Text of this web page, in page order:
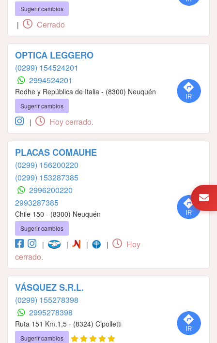
Sugerir cambios
| Cerrado
OPTICA LEGGERO
(0299) 154524201
2994524201
Rodhe y República de Italia - (8300) Neuquén
Sugerir cambios
| Hoy cerrado.
PLACAS COMAUHE
(0299) 156200220
(0299) 153287385
2996200220
2993287385
Chile 150 - (8300) Neuquén
Sugerir cambios
| | | |
Hoy
cerrado.
VÁSQUEZ S.R.L.
(0299) 155278398
2995278398
Ruta 151 Km.1,5 - (8324) Cipolletti
Sugerir cambios